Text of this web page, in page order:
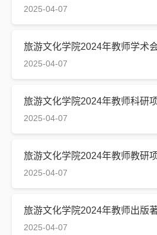
2025-04-07
旅游文化学院2024年教师学术
2025-04-07
旅游文化学院2024年教师科研
2025-04-07
旅游文化学院2024年教师教研
2025-04-07
旅游文化学院2024年教师出版
2025-04-07